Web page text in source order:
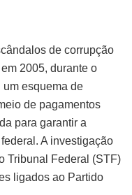
de corrupção
2005, durante o
esquema de
de pagamentos
para garantir a
A investigação
Tribunal Federal (STF)
ligados ao Partido